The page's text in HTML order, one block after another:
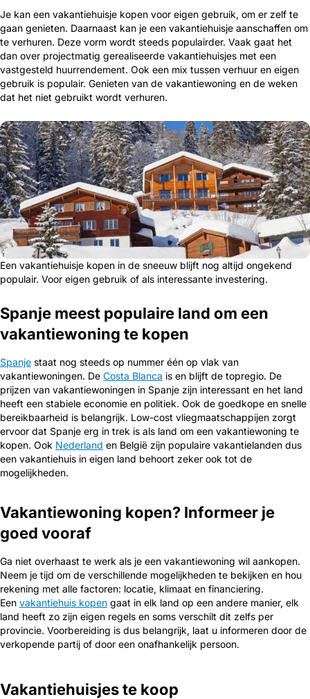
Je kan een vakantiehuisje kopen voor eigen gebruik, om er zelf te
gaan genieten. Daarnaast kan je een vakantiehuisje aanschaffen om
te verhuren. Deze vorm wordt steeds populairder. Vaak gaat het
dan over projectmatig gerealiseerde vakantiehuisjes met een
vastgesteld huurrendement. Ook een mix tussen verhuur en eigen
gebruik is populair. Genieten van de vakantiewoning en de weken
dat het niet gebruikt wordt verhuren.
Een vakantiehuisje kopen in de sneeuw blijft nog altijd ongekend
populair. Voor eigen gebruik of als interessante investering.
Spanje meest populaire land om een
vakantiewoning te kopen
Spanje staat nog steeds op nummer één op vlak van
vakantiewoningen. De Costa Blanca is en blijft de topregio. De
prijzen van vakantiewoningen in Spanje zijn interessant en het land
heeft een stabiele economie en politiek. Ook de goedkope en snelle
bereikbaarheid is belangrijk. Low-cost vliegmaatschappijen zorgt
ervoor dat Spanje erg in trek is als land om een vakantiewoning te
kopen. Ook Nederland en België zijn populaire vakantielanden dus
een vakantiehuis in eigen land behoort zeker ook tot de
mogelijkheden.
Vakantiewoning kopen? Informeer je
goed vooraf
Ga niet overhaast te werk als je een vakantiewoning wil aankopen.
Neem je tijd om de verschillende mogelijkheden te bekijken en hou
rekening met alle factoren: locatie, klimaat en financiering.
Een vakantiehuis kopen gaat in elk land op een andere manier, elk
land heeft zo zijn eigen regels en soms verschilt dit zelfs per
provincie. Voorbereiding is dus belangrijk, laat u informeren door de
verkopende partij of door een onafhankelijk persoon.
Vakantiehuisjes te koop